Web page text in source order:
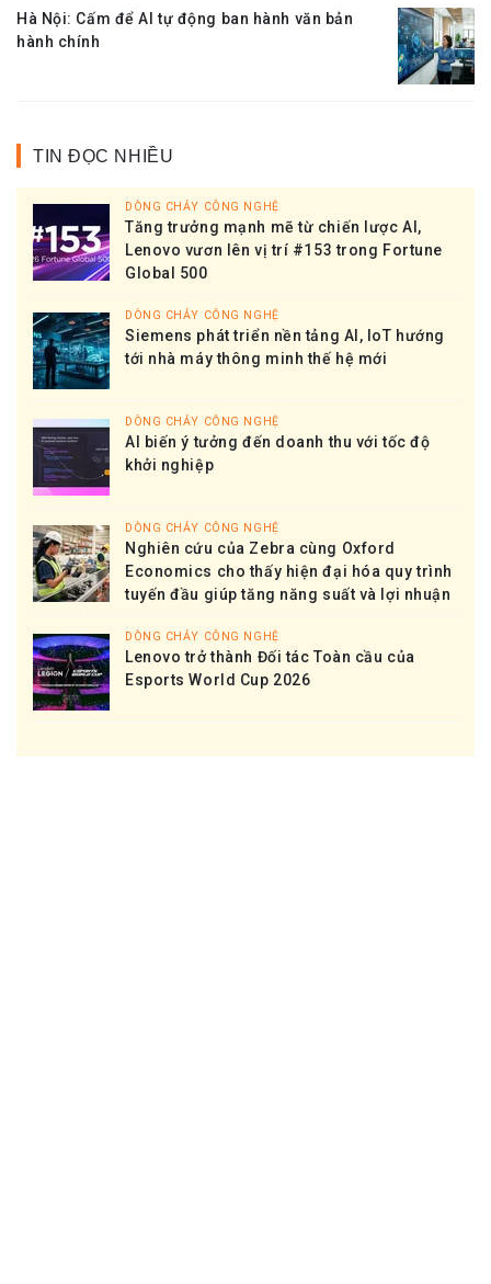
Hà Nội: Cấm để AI tự động ban hành văn bản
hành chính
TIN ĐỌC NHIỀU
DÒNG CHẢY CÔNG NGHỆ
Tăng trưởng mạnh mẽ từ chiến lược AI,
Lenovo vươn lên vị trí #153 trong Fortune
Global 500
DÒNG CHẢY CÔNG NGHỆ
Siemens phát triển nền tảng AI, IoT hướng
tới nhà máy thông minh thế hệ mới
DÒNG CHẢY CÔNG NGHỆ
AI biến ý tưởng đến doanh thu với tốc độ
khởi nghiệp
DÒNG CHẢY CÔNG NGHỆ
Nghiên cứu của Zebra cùng Oxford
Economics cho thấy hiện đại hóa quy trình
tuyến đầu giúp tăng năng suất và lợi nhuận
DÒNG CHẢY CÔNG NGHỆ
Lenovo trở thành Đối tác Toàn cầu của
Esports World Cup 2026